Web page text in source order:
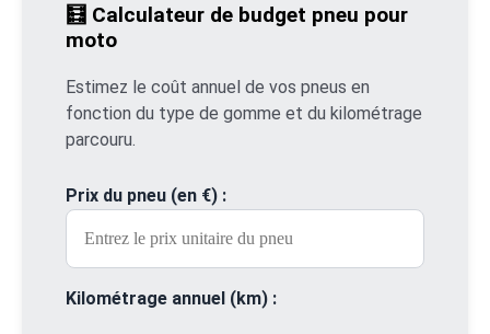
🧮 Calculateur de budget pneu pour
moto
Estimez le coût annuel de vos pneus en
fonction du type de gomme et du kilométrage
parcouru.
Prix du pneu (en €) :
Kilométrage annuel (km) :